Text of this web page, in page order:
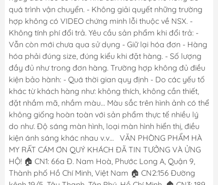
quá trình vận chuyển. - Không giải quyết những trường
hợp không có VIDEO chứng minh lỗi thuộc về NSX. -
Không tính phí đổi trả. Yêu cầu sản phẩm khi đổi trả: -
Vẫn còn mới chưa qua sử dụng - Giữ lại hóa đơn - Hàng
hóa phải đúng size, đúng kiểu khi đặt hàng. - Số lượng
đầy đủ như trong đơn hàng. Trường hợp không đủ điều
kiện bảo hành: - Quá thời gian quy định - Do các yếu tố
khác từ khách hàng như: không thích, không cần thiết,
đặt nhầm mã, nhầm màu... Màu sắc trên hình ảnh có thể
không giống hoàn toàn với sản phẩm thực tế nhiều lý
do như. Độ sáng màn hình, loại màn hình hiển thị, điều
kiện ánh sáng khác nhau v.v... VĂN PHÒNG PHẨM HÀ
MY RẤT CÁM ƠN QUÝ KHÁCH ĐÃ TIN TƯỞNG VÀ ỬNG
HỘ! 🏠 CN1: 66a Đ. Nam Hoà, Phước Long A, Quận 9,
Thành phố Hồ Chí Minh, Việt Nam 🏠 CN2:156 Đường